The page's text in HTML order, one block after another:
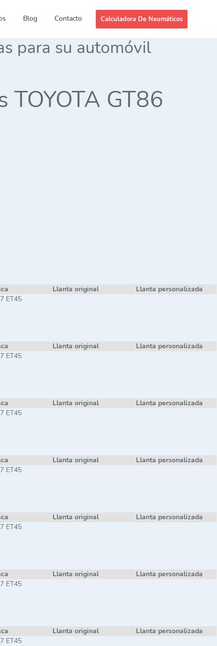
Blog Contacto Calculadora De Neumáticos
para su automóvil
TOYOTA GT86
Llanta original
Llanta personalizada
ET45
Llanta original
Llanta personalizada
ET45
Llanta original
Llanta personalizada
ET45
Llanta original
Llanta personalizada
ET45
Llanta original
Llanta personalizada
ET45
Llanta original
Llanta personalizada
ET45
Llanta original
Llanta personalizada
ET45